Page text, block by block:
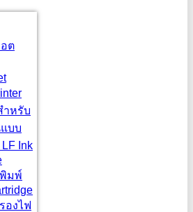
ต
ำหรับ
บบ
Ink
มพ์
องไฟ